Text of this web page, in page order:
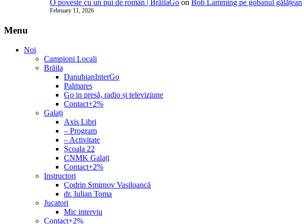
O poveste cu un pui de român | BrăilaGo on Bob Lamming pe gobanul gălățean
February 11, 2026
Menu
Noi
Campioni Locali
Brăila
DanubianInterGo
Palmares
Go in presă, radio și televiziune
Contact+2%
Galați
Axis Libri
– Program
– Activitate
Școala 22
CNMK Galați
Contact+2%
Instructori
Codrin Smirnov Vasiloancă
dr. Iulian Toma
Jucatori
Mic interviu
Contact+2%